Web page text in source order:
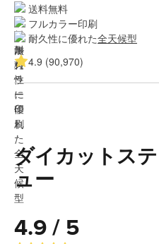
送料無料
フルカラー印刷
耐久性に優れた全天候型
4.9 (90,970)
ダイカットス
ュー
4.9 / 5